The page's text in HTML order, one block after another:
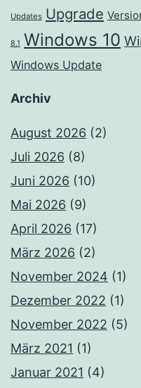
Updates Upgrade
8.1 Windows 10
Windows Update
Archiv
August 2026 (2)
Juli 2026 (8)
Juni 2026 (10)
Mai 2026 (9)
April 2026 (17)
März 2026 (2)
November 2024 (1)
Dezember 2022 (1)
November 2022 (5)
März 2021 (1)
Januar 2021 (4)